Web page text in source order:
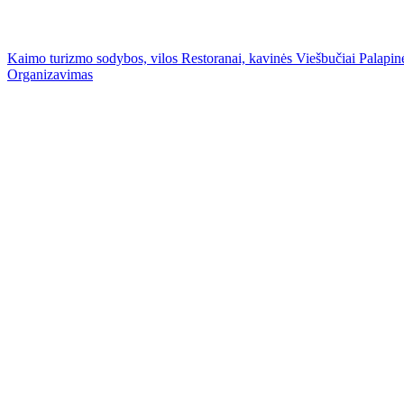
Kaimo turizmo sodybos, vilos Restoranai, kavinės Viešbučiai
Organizavimas